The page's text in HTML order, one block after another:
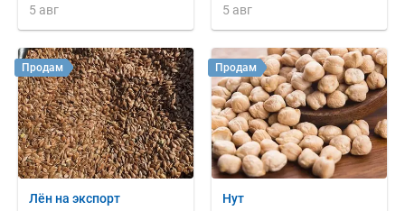
5 авг
5 авг
Лён на экспорт
Продам
Нут
Продам